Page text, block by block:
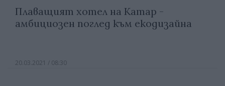
Плаващият хотел на Катар -
амбициозен поглед към екодизайна
20.03.2021 / 08:30